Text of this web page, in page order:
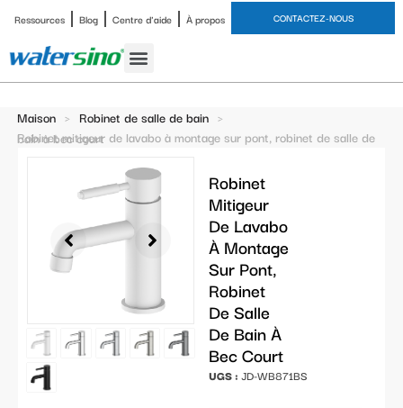
Ressources Blog Centre d'aide À propos CONTACTEZ-NOUS
Maison > Robinet de salle de bain >
Robinet mitigeur de lavabo à montage sur pont, robinet de salle de bain à bec court
Robinet
Mitigeur
De Lavabo
À Montage
Sur Pont,
Robinet
De Salle
De Bain À
Bec Court
UGS : JD-WB871BS